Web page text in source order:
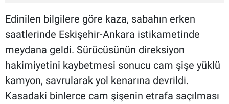
Edinilen bilgilere göre kaza, sabahın erken
saatlerinde Eskişehir-Ankara istikametinde
meydana geldi. Sürücüsünün direksiyon
hakimiyetini kaybetmesi sonucu cam şişe yüklü
kamyon, savrularak yol kenarına devrildi.
Kasadaki binlerce cam şişenin etrafa saçılması